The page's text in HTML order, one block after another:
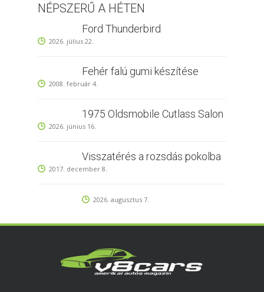
NÉPSZERŰ A HÉTEN
Ford Thunderbird
2026. július 22.
Fehér falú gumi készítése
2008. február 4.
1975 Oldsmobile Cutlass Salon
2026. június 16.
Visszatérés a rozsdás pokolba
2017. december 8.
2026. augusztus 7.